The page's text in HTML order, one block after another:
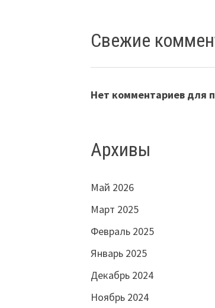
Свежие
Нет комментариев для
Архивы
Май 2026
Март 2025
Февраль 2025
Январь 2025
Декабрь 2024
Ноябрь 2024